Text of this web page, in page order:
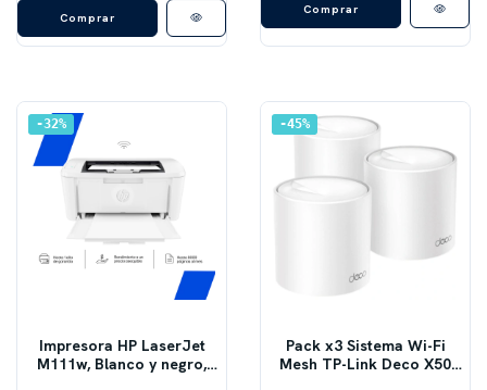
Comprar
32%
Impresora HP LaserJet
M111w, Blanco y negro,
45%
Pack x3 Sistema Wi-Fi
Mesh TP-Link Deco X50